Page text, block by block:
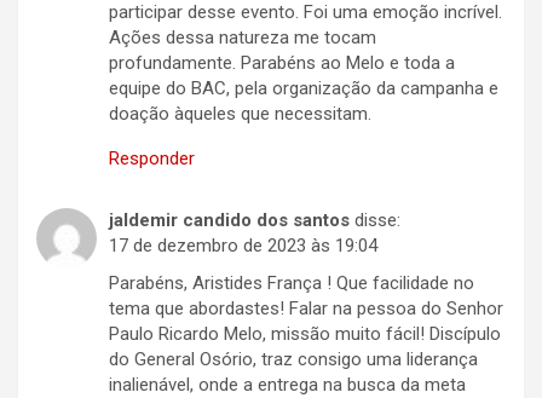
participar desse evento. Foi uma emoção incrível.
Ações dessa natureza me tocam
profundamente. Parabéns ao Melo e toda a
equipe do BAC, pela organização da campanha e
doação àqueles que necessitam.
Responder
jaldemir candido dos santos disse:
17 de dezembro de 2023 às 19:04
Parabéns, Aristides França ! Que facilidade no
tema que abordastes! Falar na pessoa do Senhor
Paulo Ricardo Melo, missão muito fácil! Discípulo
do General Osório, traz consigo uma liderança
inalienável, onde a entrega na busca da meta